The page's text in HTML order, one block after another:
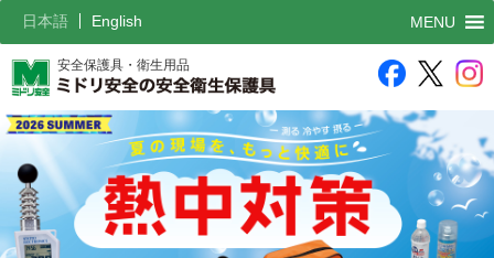
安全保護具・衛生用品
MENU
日本語 English